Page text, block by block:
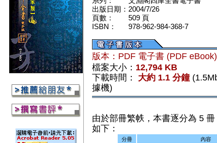
出版日期： 2004/7/26
頁數：
509 頁
ISBN：
978-962-984-368-7
版本：PDF 電子書 (PDF
檔案大小： 12,794 KB
下載時間：
大約 1.1 分鐘
據機)
由於部冊繁帙，本書逐分為 5
如下：
分冊
內容